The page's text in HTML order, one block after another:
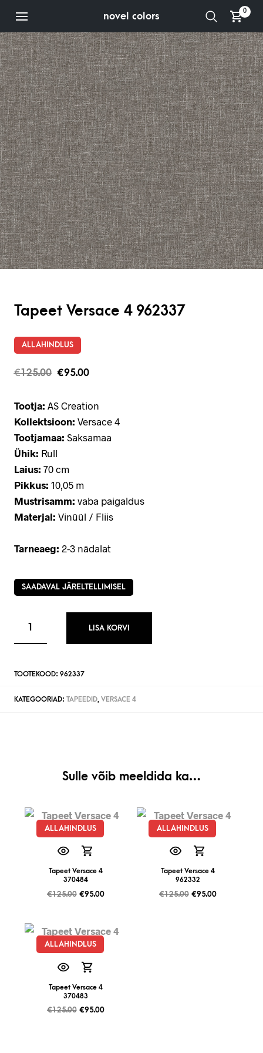
novel colors 0
Tapeet Versace 4 962337
ALLAHINDLUS
€125.00 €95.00
Tootja: AS Creation
Kollektsioon: Versace 4
Tootjamaa: Saksamaa
Ühik: Rull
Laius: 70 cm
Pikkus: 10,05 m
Mustrisamm: vaba paigaldus
Materjal: Vinüül / Fliis
Tarneaeg: 2-3 nädalat
SAADAVAL JÄRELTELLIMISEL
LISA KORVI
TOOTEKOOD: 962337
KATEGOORIAD: TAPEEDID, VERSACE 4
Sulle võib meeldida ka…
ALLAHINDLUS
Tapeet Versace 4
370484
€125.00 €95.00
ALLAHINDLUS
Tapeet Versace 4
962332
€125.00 €95.00
ALLAHINDLUS
Tapeet Versace 4
370483
€125.00 €95.00